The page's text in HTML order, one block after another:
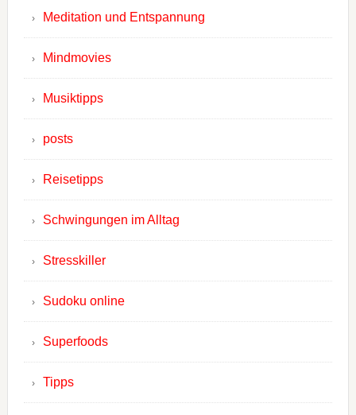
Meditation und Entspannung
Mindmovies
Musiktipps
posts
Reisetipps
Schwingungen im Alltag
Stresskiller
Sudoku online
Superfoods
Tipps